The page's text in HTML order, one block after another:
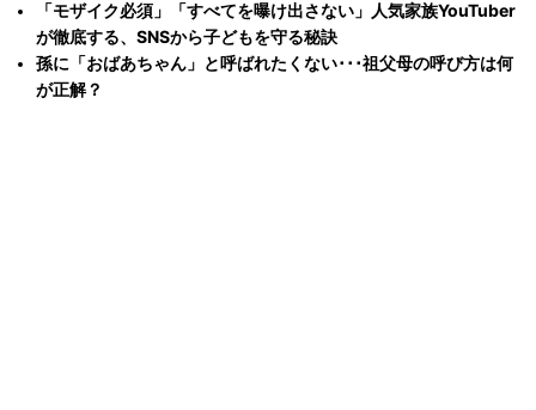
「モザイク必須」「すべてを曝け出さない」人気家族YouTuber
が徹底する、SNSから子どもを守る秘訣
孫に「おばあちゃん」と呼ばれたくない･･･祖父母の呼び方は何
が正解？